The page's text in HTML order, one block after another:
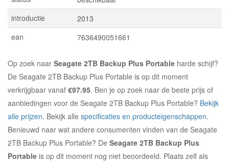
introductie
2013
ean
7636490051661
Op zoek naar Seagate 2TB Backup Plus Portable harde schijf?
De Seagate 2TB Backup Plus Portable is op dit moment
verkrijgbaar vanaf €97.95. Ben je op zoek naar de beste prijs of
aanbiedingen voor de Seagate 2TB Backup Plus Portable? Bekijk
alle prijzen. Bekijk alle specificaties en producteigenschappen.
Benieuwd naar wat andere consumenten vinden van de Seagate
2TB Backup Plus Portable? De Seagate 2TB Backup Plus
Portable is op dit moment nog niet beoordeeld. Plaats zelf als